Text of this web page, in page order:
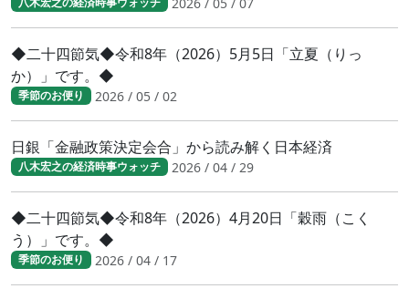
◆二十四節気◆令和8年（2026）5月5日「立夏（りっ
か）」です。◆
季節のお便り 2026 / 05 / 02
日銀「金融政策決定会合」から読み解く日本経済
八木宏之の経済時事ウォッチ 2026 / 04 / 29
◆二十四節気◆令和8年（2026）4月20日「穀雨（こく
う）」です。◆
季節のお便り 2026 / 04 / 17